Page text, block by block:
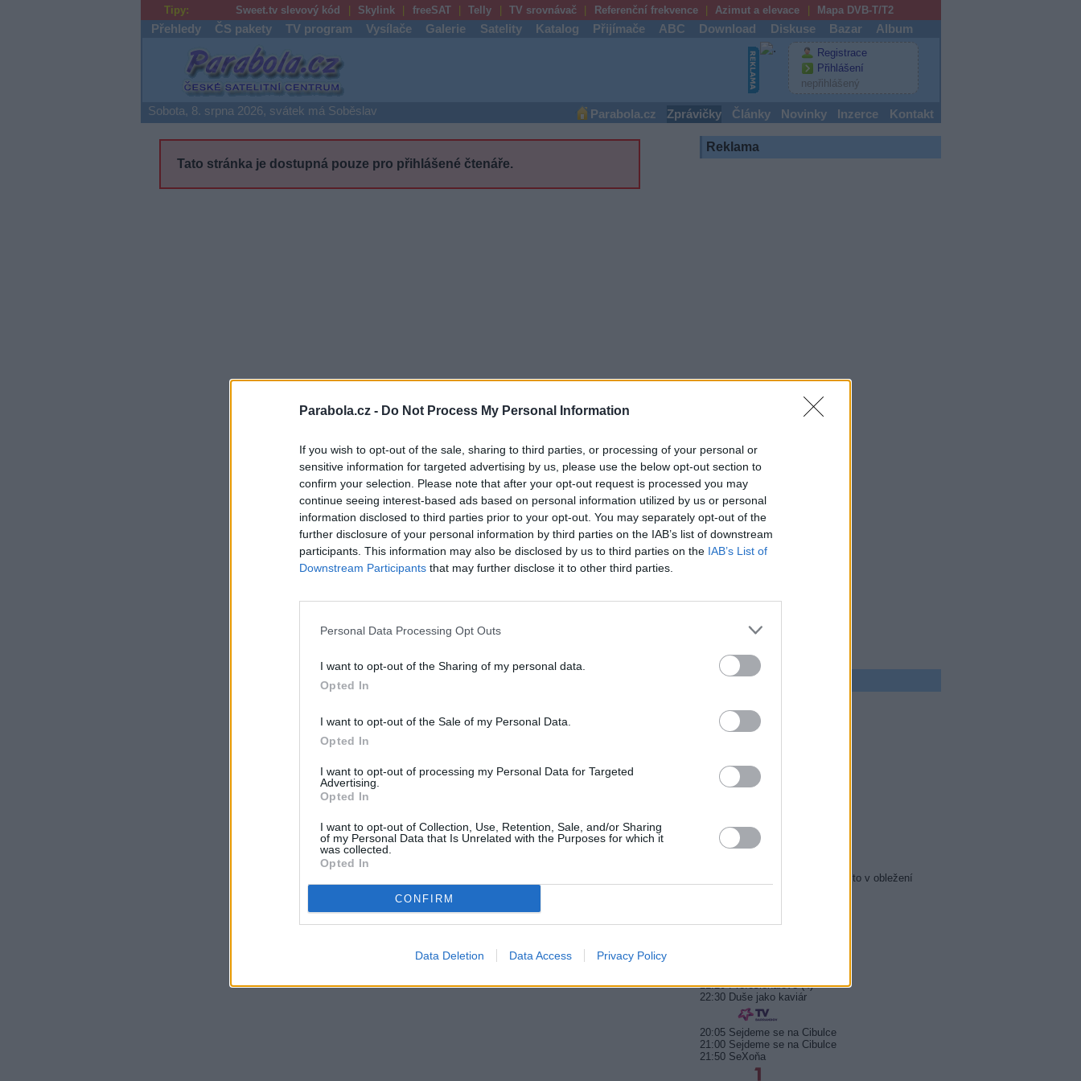
Parabola.cz - Do Not Process My Personal Information
If you wish to opt-out of the sale, sharing to third parties, or processing of your personal or
sensitive information for targeted advertising by us, please use the below opt-out section to
confirm your selection. Please note that after your opt-out request is processed you may
continue seeing interest-based ads based on personal information utilized by us or personal
information disclosed to third parties prior to your opt-out. You may separately opt-out of the
further disclosure of your personal information by third parties on the IAB’s list of downstream
participants. This information may also be disclosed by us to third parties on the IAB’s List of
Downstream Participants that may further disclose it to other third parties.
Personal Data Processing Opt Outs
I want to opt-out of the Sharing of my personal data.
Opted In
I want to opt-out of the Sale of my Personal Data.
Opted In
I want to opt-out of processing my Personal Data for Targeted
Advertising.
Opted In
I want to opt-out of Collection, Use, Retention, Sale, and/or Sharing
of my Personal Data that Is Unrelated with the Purposes for which it
was collected.
Opted In
CONFIRM
Data Deletion Data Access Privacy Policy
Tipy: Sweet.tv slevový kód Skylink freeSAT Telly TV srovnávač Referenční frekvence Azimut a elevace Mapa DVB-T/T2
Přehledy ČS pakety TV program Vysílače Galerie Satelity Katalog Přijímače ABC Download Diskuse Bazar Album
Parabola.cz
Registrace
Přihlášení
nepřihlášený
Sobota, 8. srpna 2026, svátek má Soběslav Parabola.cz Zprávičky Články Novinky Inzerce Kontakt
Tato stránka je dostupná pouze pro přihlášené čtenáře.
Reklama
TV program
20:05 Zázraky přírody
01:05 Policejní akademie 6: Město v obležení
21:30 Mordparta II (6)
21:20 Profesionálové (4)
22:30 Duše jako kaviár
20:05 Sejdeme se na Cibulce
21:00 Sejdeme se na Cibulce
21:50 SeXoňa